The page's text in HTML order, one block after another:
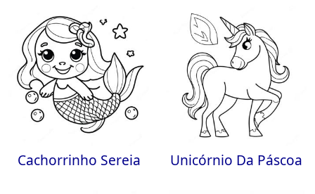
Cachorrinho Sereia Unicórnio Da Páscoa